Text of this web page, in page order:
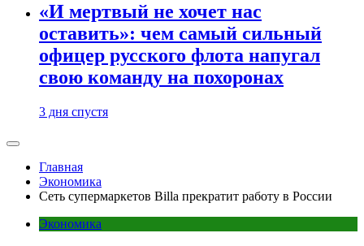
«И мертвый не хочет нас
оставить»: чем самый сильный
офицер русского флота напугал
свою команду на похоронах
3 дня спустя
Главная
Экономика
Сеть супермаркетов Billa прекратит работу в России
Экономика